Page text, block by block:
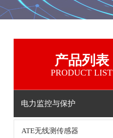
产品列表
PRODUCT LIST
电力监控与保护
ATE无线测传感器